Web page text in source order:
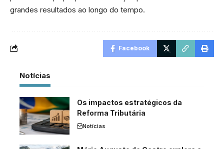
grandes resultados ao longo do tempo.
Facebook
Notícias
Os impactos estratégicos da
Reforma Tributária
Notícias